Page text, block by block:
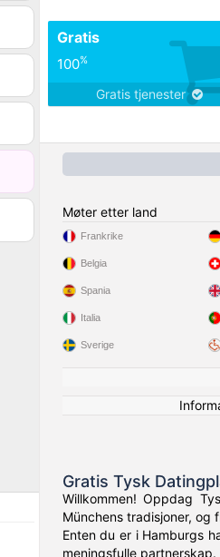
Gratis
100%
Gratis tjenester
Møter etter land
Frankrike
Belgia
Spania
Italia
Sverige
Gratis Tysk
Willkommen! Oppdag
Münchens tradisjoner,
Enten du er i Hamburgs
meningsfulle partnerskap.